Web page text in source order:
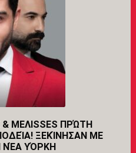
MEΛISSES ΠΡΏΤΗ
ΞΕΚΊΝΗΣΑΝ ΜΕ
ΝΈΑ ΥΌΡΚΗ